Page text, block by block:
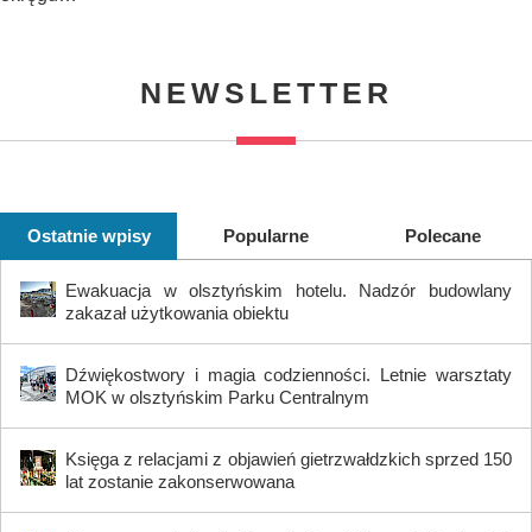
NEWSLETTER
Ostatnie wpisy Popularne Polecane
Ewakuacja w olsztyńskim hotelu. Nadzór budowlany
zakazał użytkowania obiektu
Dźwiękostwory i magia codzienności. Letnie warsztaty
MOK w olsztyńskim Parku Centralnym
Księga z relacjami z objawień gietrzwałdzkich sprzed 150
lat zostanie zakonserwowana